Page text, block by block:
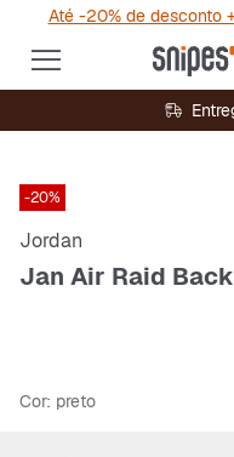
Até -20% de desconto
-20%
Jordan
Jan Air Raid
Cor: preto